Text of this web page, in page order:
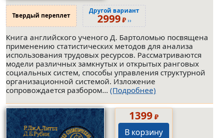
Твердый переплет
Другой вариант
2999₽››
Книга английского ученого Д. Бартоломью посвящена
применению статистических методов для анализа
использования трудовых ресурсов. Рассматриваются
модели различных замкнутых и открытых ранговых
социальных систем, способы управления структурной
организационной системой. Изложение
сопровождается разбором... (Подробнее)
1399₽
В корзину